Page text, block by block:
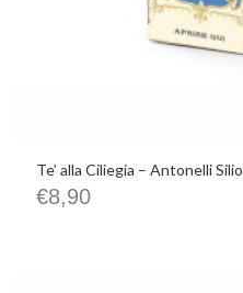
Te’ alla Ciliegia – Antonelli Silio
€8,90